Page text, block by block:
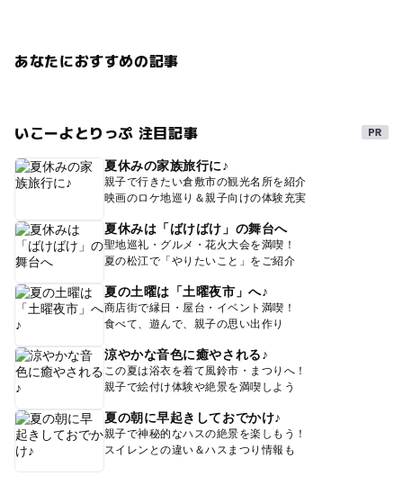
あなたにおすすめの記事
いこーよとりっぷ 注目記事
夏休みの家族旅行に♪
親子で行きたい倉敷市の観光名所を紹介
映画のロケ地巡り＆親子向けの体験充実
夏休みは「ばけばけ」の舞台へ
聖地巡礼・グルメ・花火大会を満喫！
夏の松江で「やりたいこと」をご紹介
夏の土曜は「土曜夜市」へ♪
商店街で縁日・屋台・イベント満喫！
食べて、遊んで、親子の思い出作り
涼やかな音色に癒やされる♪
この夏は浴衣を着て風鈴市・まつりへ！
親子で絵付け体験や絶景を満喫しよう
夏の朝に早起きしておでかけ♪
親子で神秘的なハスの絶景を楽しもう！
スイレンとの違い＆ハスまつり情報も